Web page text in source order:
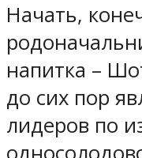
Начать,
напитка –
до сих пор
лидеров по